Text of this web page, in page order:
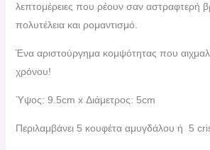
λεπτομέρειες που ρέουν σαν αστραφτερή
πολυτέλεια και ρομαντισμό.
Ένα αριστούργημα κομψότητας που
χρόνου!
Ύψος: 9.5cm x Διάμετρος: 5cm
Περιλαμβάνει 5 κουφέτα αμυγδάλου ή 5